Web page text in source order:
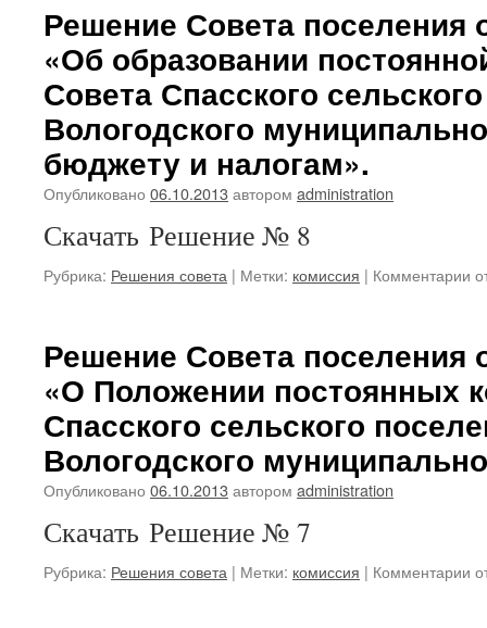
от
№
Решение Совета поселения
«Об образовании
Совета Спасского
Вологодского
бюджету и налогам».
Опубликовано 06.10.2013автором administration
Скачать Решение № 8
Рубрика: Решения совета | Метки: комиссия | Комментарии к
от
№
Решение Совета поселения
«О Положении постоянных
Спасского сельского
Вологодского
Опубликовано 06.10.2013автором administration
Скачать Решение № 7
Рубрика: Решения совета | Метки: комиссия | Комментарии к